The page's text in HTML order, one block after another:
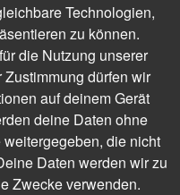
Technologien,
zu können.
die Nutzung unserer
dürfen wir
auf deinem Gerät
deine Daten ohne
die nicht
Daten werden wir zu
Zwecke verwenden.